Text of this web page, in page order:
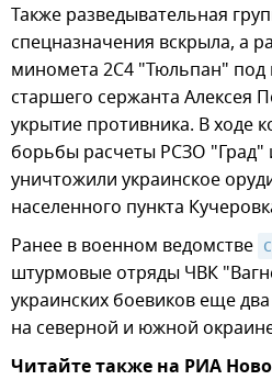
Также разведывательная
спецназначения вскрыла, а
миномета 2С4 "Тюльпан"
старшего сержанта Алексея
укрытие противника. В ходе
борьбы расчеты РСЗО "Град"
уничтожили украинское
населенного пункта
Ранее в военном ведомстве
штурмовые отряды ЧВК
украинских боевиков еще
на северной и южной
Читайте также на РИА